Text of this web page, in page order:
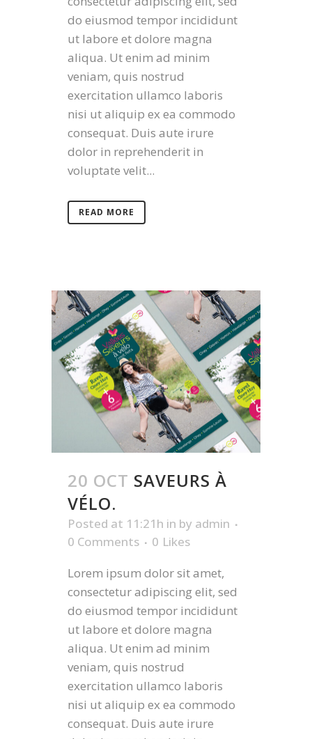
do eiusmod tempor incididunt
ut labore et dolore magna
aliqua. Ut enim ad minim
veniam, quis nostrud
exercitation ullamco laboris
nisi ut aliquip ex ea commodo
consequat. Duis aute irure
dolor in reprehenderit in
voluptate velit...
READ MORE
20 OCT SAVEURS À
VÉLO.
Posted at 11:21h in by admin
0 Comments
0 Likes
Lorem ipsum dolor sit amet,
consectetur adipiscing elit, sed
do eiusmod tempor incididunt
ut labore et dolore magna
aliqua. Ut enim ad minim
veniam, quis nostrud
exercitation ullamco laboris
nisi ut aliquip ex ea commodo
consequat. Duis aute irure